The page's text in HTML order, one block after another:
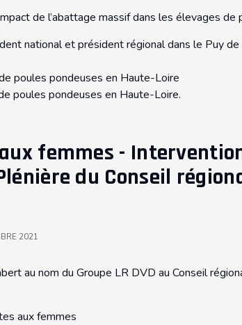
de l’abattage massif dans les élevages de
national et président régional dans le Puy
poules pondeuses en Haute-Loire
poules pondeuses en Haute-Loire.
femmes -
du Conseil
2021
au nom du Groupe LR DVD au Conseil
aux femmes